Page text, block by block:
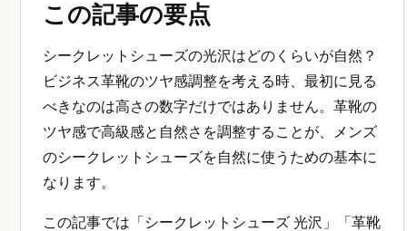
この記事の要点
シークレットシューズの光沢はどのくらいが自然？
ビジネス革靴のツヤ感調整を考える時、最初に見る
べきなのは高さの数字だけではありません。革靴の
ツヤ感で高級感と自然さを調整することが、メンズ
のシークレットシューズを自然に使うための基本に
なります。
この記事では「シークレットシューズ 光沢」「革靴